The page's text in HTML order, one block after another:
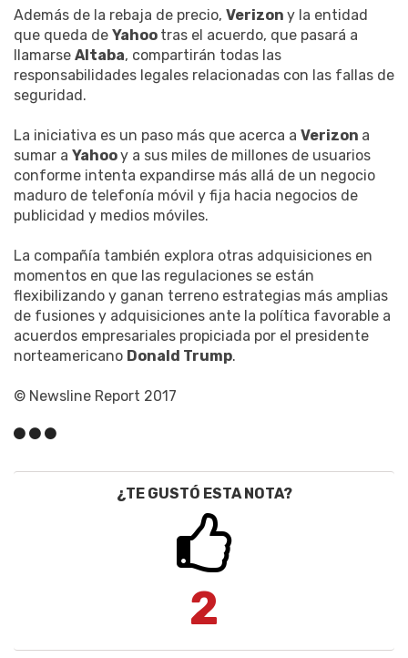
Además de la rebaja de precio, Verizon y la entidad
que queda de Yahoo tras el acuerdo, que pasará a
llamarse Altaba, compartirán todas las
responsabilidades legales relacionadas con las fallas de
seguridad.
La iniciativa es un paso más que acerca a Verizon a
sumar a Yahooy a sus miles de millones de usuarios
conforme intenta expandirse más allá de un negocio
maduro de telefonía móvil y fija hacia negocios de
publicidad y medios móviles.
La compañía también explora otras adquisiciones en
momentos en que las regulaciones se están
flexibilizando y ganan terreno estrategias más amplias
de fusiones y adquisiciones ante la política favorable a
acuerdos empresariales propiciada por el presidente
norteamericano Donald Trump.
© Newsline Report 2017
¿TE GUSTÓ ESTA NOTA?
2